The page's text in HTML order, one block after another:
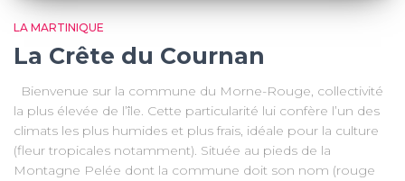
LA MARTINIQUE
La Crête du Cournan
Bienvenue sur la commune du Morne-Rouge, collectivité
la plus élevée de l’île. Cette particularité lui confère l’un des
climats les plus humides et plus frais, idéale pour la culture
(fleur tropicales notamment). Située au pieds de la
Montagne Pelée dont la commune doit son nom (rouge